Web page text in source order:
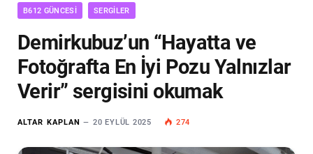
B612 GÜNCESI SERGILER
Demirkubuz’un “Hayatta ve
Fotoğrafta En İyi Pozu Yalnızlar
Verir” sergisini okumak
ALTAR KAPLAN 20 EYLÜL 2025 274